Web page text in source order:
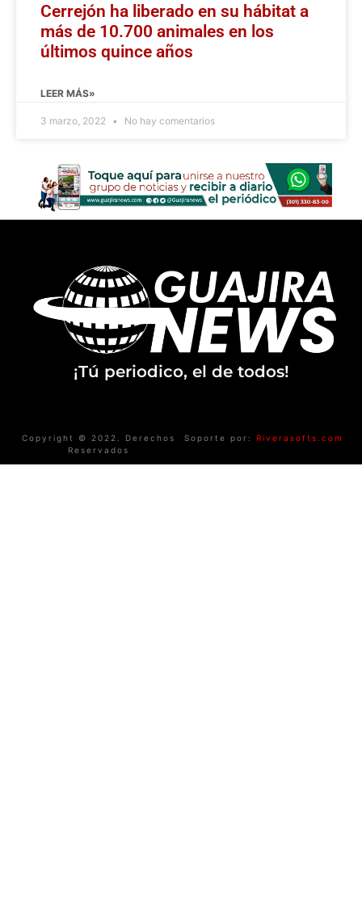
Cerrejón ha liberado en su hábitat a
más de 10.700 animales en los
últimos quince años
LEER MÁS»
3 marzo, 2022 No hay comentarios
¡Tú periodico, el de todos!
Copyright © 2022. Derechos
Reservados
Soporte por: Riverasofts.com